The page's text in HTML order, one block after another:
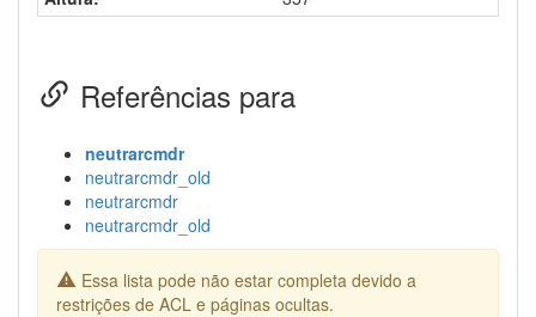
Referências para
neutrarcmdr
neutrarcmdr_old
neutrarcmdr
neutrarcmdr_old
Essa lista pode não estar completa devido a
restrições de ACL e páginas ocultas.